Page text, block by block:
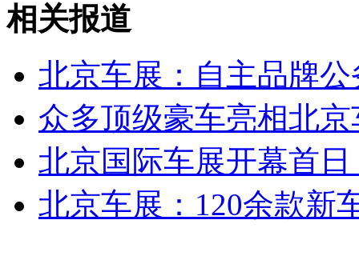
山西运城恶犬咬伤多人 警民合力深夜将其击毙
女孩北京地铁殴打老人 痛下狠手拳打脚踢
相关报道
北京车展：自主品牌
众多顶级豪车亮相北
北京国际车展开幕首
北京车展：120余款新